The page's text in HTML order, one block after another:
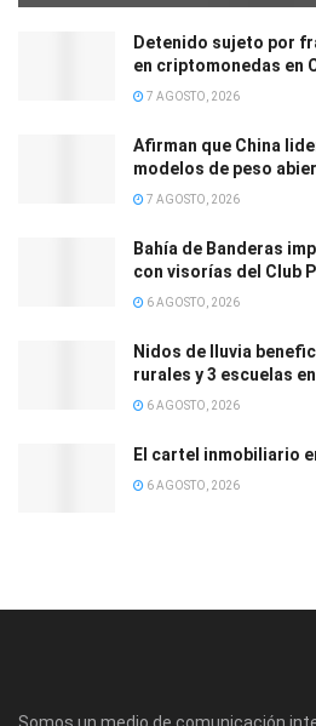
Detenido sujeto por
en criptomonedas en
7 AGOSTO, 2026
Afirman que China
modelos de peso
7 AGOSTO, 2026
Bahía de Banderas
con visorías del Club
6 AGOSTO, 2026
Nidos de lluvia
rurales y 3 escuelas
6 AGOSTO, 2026
El cartel inmobiliario
6 AGOSTO, 2026